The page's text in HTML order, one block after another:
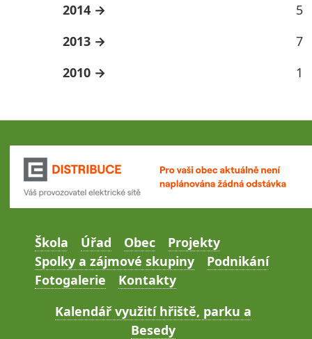
2014
5
2013
7
2010
1
Škola Úřad Obec
Projekty
Spolky a zájmové skupiny
Podnikání
Fotogalerie
Kontakty
Kalendář využití hřiště, parku a
Besedy